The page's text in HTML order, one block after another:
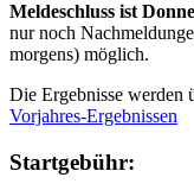
Meldeschluss ist
nur noch
morgens) möglich.
Die Ergebnisse werden
Vorjahres-Ergebnissen
Startgebühr: